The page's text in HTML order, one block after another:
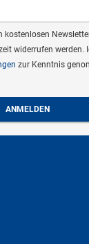
kostenlosen
widerrufen werden.
zur Kenntnis